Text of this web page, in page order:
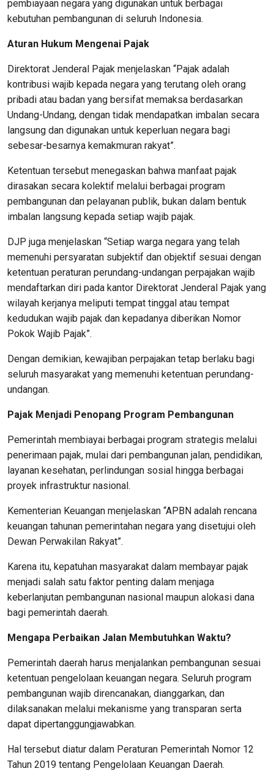
pembiayaan negara yang digunakan untuk berbagai
kebutuhan pembangunan di seluruh Indonesia.
Aturan Hukum Mengenai Pajak
Direktorat Jenderal Pajak menjelaskan “Pajak adalah
kontribusi wajib kepada negara yang terutang oleh orang
pribadi atau badan yang bersifat memaksa berdasarkan
Undang-Undang, dengan tidak mendapatkan imbalan secara
langsung dan digunakan untuk keperluan negara bagi
sebesar-besarnya kemakmuran rakyat”.
Ketentuan tersebut menegaskan bahwa manfaat pajak
dirasakan secara kolektif melalui berbagai program
pembangunan dan pelayanan publik, bukan dalam bentuk
imbalan langsung kepada setiap wajib pajak.
DJP juga menjelaskan “Setiap warga negara yang telah
memenuhi persyaratan subjektif dan objektif sesuai dengan
ketentuan peraturan perundang-undangan perpajakan wajib
mendaftarkan diri pada kantor Direktorat Jenderal Pajak yang
wilayah kerjanya meliputi tempat tinggal atau tempat
kedudukan wajib pajak dan kepadanya diberikan Nomor
Pokok Wajib Pajak”.
Dengan demikian, kewajiban perpajakan tetap berlaku bagi
seluruh masyarakat yang memenuhi ketentuan perundang-
undangan.
Pajak Menjadi Penopang Program Pembangunan
Pemerintah membiayai berbagai program strategis melalui
penerimaan pajak, mulai dari pembangunan jalan, pendidikan,
layanan kesehatan, perlindungan sosial hingga berbagai
proyek infrastruktur nasional.
Kementerian Keuangan menjelaskan “APBN adalah rencana
keuangan tahunan pemerintahan negara yang disetujui oleh
Dewan Perwakilan Rakyat”.
Karena itu, kepatuhan masyarakat dalam membayar pajak
menjadi salah satu faktor penting dalam menjaga
keberlanjutan pembangunan nasional maupun alokasi dana
bagi pemerintah daerah.
Mengapa Perbaikan Jalan Membutuhkan Waktu?
Pemerintah daerah harus menjalankan pembangunan sesuai
ketentuan pengelolaan keuangan negara. Seluruh program
pembangunan wajib direncanakan, dianggarkan, dan
dilaksanakan melalui mekanisme yang transparan serta
dapat dipertanggungjawabkan.
Hal tersebut diatur dalam Peraturan Pemerintah Nomor 12
Tahun 2019 tentang Pengelolaan Keuangan Daerah.